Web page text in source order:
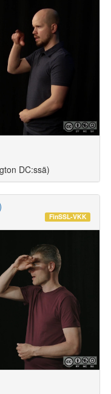
DC:ssä)
FinSSL-VKK